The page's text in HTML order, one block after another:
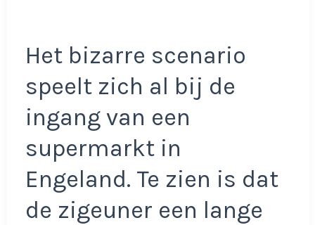
Het bizarre scenario
speelt zich al bij de
ingang van een
supermarkt in
Engeland. Te zien is dat
de zigeuner een lange